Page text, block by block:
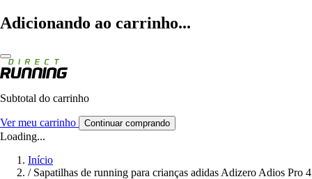
Adicionando ao carrinho...
Subtotal do carrinho
Ver meu carrinho Continuar comprando
Loading...
Início
/ Sapatilhas de running para crianças adidas Adizero Adios Pro 4